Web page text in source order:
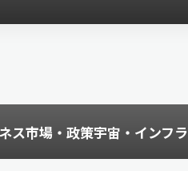
ス市場・政策宇宙・インフラ